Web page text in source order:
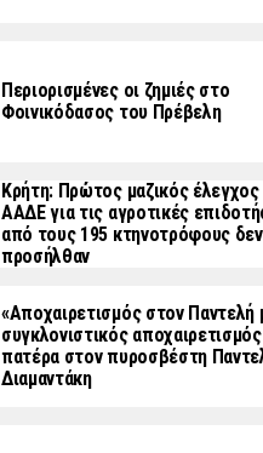
Περιορισμένες οι ζημιές στο
Φοινικόδασος του Πρέβελη
Κρήτη: Πρώτος μαζικός έλεγχος
ΑΑΔΕ για τις αγροτικές
από τους 195 κτηνοτρόφους δεν
προσήλθαν
«Aποχαιρετισμός στον Παντελή
συγκλονιστικός
πατέρα στον πυροσβέστη
Διαμαντάκη